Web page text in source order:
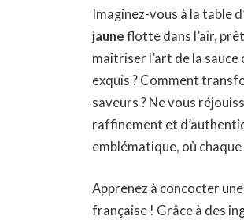
Imaginez-vous à la table
jaune flotte dans l’air,
maîtriser l’art de la
exquis ? Comment
saveurs ? Ne vous
raffinement et
emblématique, où
Apprenez à concocter une
française ! Grâce à des